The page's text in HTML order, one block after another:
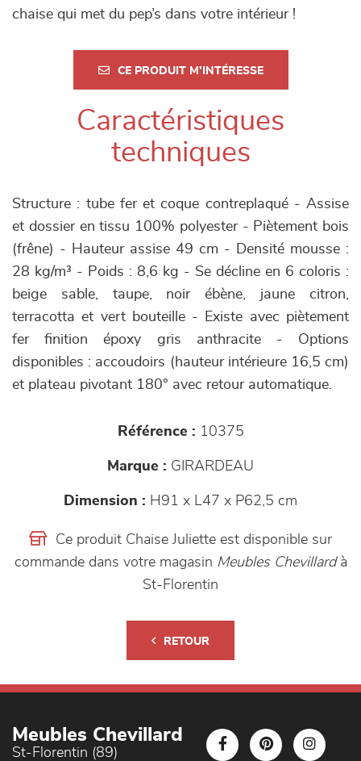
chaise qui met du pep’s dans votre intérieur !
CE PRODUIT M'INTÉRESSE
Caractéristiques
techniques
Structure : tube fer et coque contreplaqué - Assise
et dossier en tissu 100% polyester - Piètement bois
(frêne) - Hauteur assise 49 cm - Densité mousse :
28 kg/m³ - Poids : 8,6 kg - Se décline en 6 coloris :
beige sable, taupe, noir ébène, jaune citron,
terracotta et vert bouteille - Existe avec piètement
fer finition époxy gris anthracite - Options
disponibles : accoudoirs (hauteur intérieure 16,5 cm)
et plateau pivotant 180° avec retour automatique.
Référence : 10375
Marque : GIRARDEAU
Dimension : H91 x L47 x P62,5 cm
Ce produit Chaise Juliette est disponible sur
commande dans votre magasin Meubles Chevillardà
St-Florentin
RETOUR
Meubles Chevillard
St-Florentin (89)